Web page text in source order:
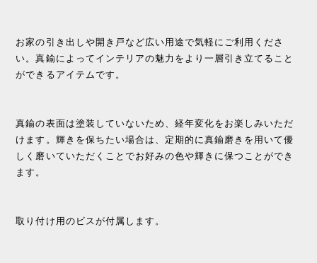
お家の引き出しや開き戸など広い用途で気軽にご利用くださ
い。真鍮によってインテリアの魅力をより一層引き立てること
ができるアイテムです。
真鍮の表面は塗装していないため、経年変化をお楽しみいただ
けます。輝きを保ちたい場合は、定期的に真鍮磨きを用いて優
しく磨いていただくことでお好みの色や輝きに保つことができ
ます。
取り付け用のビスが付属します。